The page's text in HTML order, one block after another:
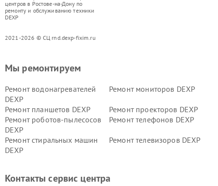
центров в Ростове-на-Дону по
ремонту и обслуживанию техники
DEXP
2021-2026 © СЦ rnd.dexp-fixim.ru
Мы ремонтируем
Ремонт водонагревателей
DEXP
Ремонт мониторов DEXP
Ремонт планшетов DEXP
Ремонт проекторов DEXP
Ремонт роботов-пылесосов
DEXP
Ремонт телефонов DEXP
Ремонт стиральных машин
DEXP
Ремонт телевизоров DEXP
Ремонт серверов DEXP
Ремонт мини пк DEXP
Контакты сервис центра